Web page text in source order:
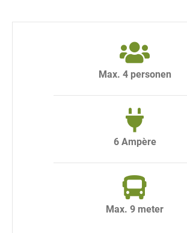
Max. 4 personen
6 Ampère
Max. 9 meter